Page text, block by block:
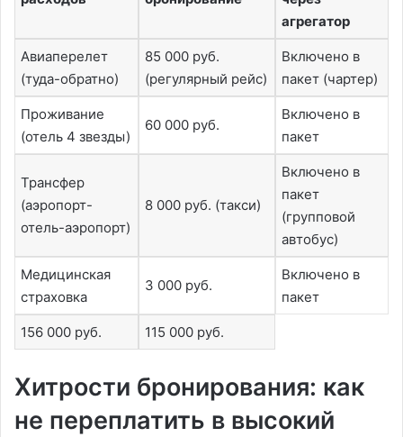
агрегатор
Авиаперелет
(туда-обратно)
85 000 руб.
(регулярный рейс)
Включено в
пакет (чартер)
Проживание
(отель 4 звезды)
60 000 руб.
Включено в
пакет
Трансфер
(аэропорт-
отель-аэропорт)
8 000 руб. (такси)
Включено в
пакет
(групповой
автобус)
Медицинская
страховка
3 000 руб.
Включено в
пакет
156 000 руб. 115 000 руб.
Хитрости бронирования: как
не переплатить в высокий